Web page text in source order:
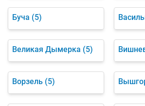
Буча (5)
Великая Дымерка (5)
Ворзель (5)